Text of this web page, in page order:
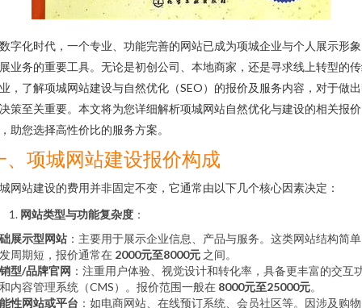
字化时代，一个专业、功能完善的网站已成为项城企业与个人展示形
业务的重要工具。无论是初创公司、本地商家，还是寻求线上转型的
，了解项城网站建设与自然优化（SEO）的报价及服务内容，对于做
策至关重要。本文将为您详细解析项城网站自然优化与建设的相关报
助您选择高性价比的服务方案。
、项城网站建设报价构成
网站建设的费用并非固定不变，它通常由以下几个核心因素决定：
网站类型与功能复杂度 ：
展示型网站 ：主要用于展示企业信息、产品与服务。这类网站结构简
周期短，报价通常在 2000元至8000元 之间。
型/品牌官网 ：注重用户体验、视觉设计和转化率，具备更丰富的交互
内容管理系统（CMS）。报价范围一般在 8000元至25000元。
性网站或平台 ：如电商网站、在线预订系统、会员社区等。因涉及购物